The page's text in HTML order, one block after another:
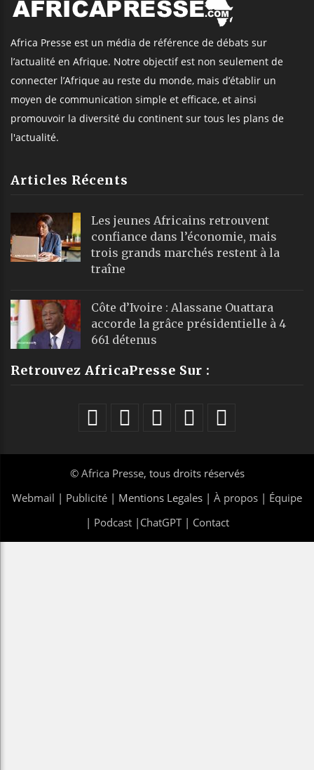
Africa Presse est un média de référence de débats sur
l’actualité en Afrique. Notre objectif est non seulement de
connecter l’Afrique au reste du monde, mais d’établir un
moyen de communication simple et efficace, et ainsi
promouvoir la diversité du continent sur tous les plans de
l'actualité.
Articles Récents
Les jeunes Africains retrouvent
confiance dans l’économie, mais
trois grands marchés restent à la
traîne
Côte d’Ivoire : Alassane Ouattara
accorde la grâce présidentielle à 4
661 détenus
Retrouvez AfricaPresse Sur :
© Africa Presse, tous droits réservés
Webmail | Publicité | Mentions Legales | À propos | Équipe
| Podcast| ChatGPT| Contact